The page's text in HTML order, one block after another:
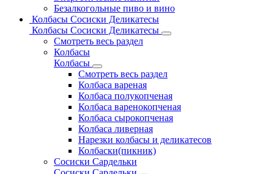
Безалкогольные пиво и вино
Колбасы Сосиски Деликатесы
Колбасы Сосиски Деликатесы
Смотреть весь раздел
Колбасы
Колбасы
Смотреть весь раздел
Колбаса вареная
Колбаса полукопченая
Колбаса варенокопченая
Колбаса сырокопченая
Колбаса ливерная
Нарезки колбасы и деликатесов
Колбаски(пикник)
Сосиски Сардельки